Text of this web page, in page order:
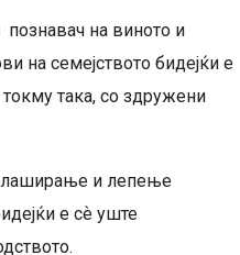
на виното и
на семејството бидејќи е
така, со здружени
и лепење
е сѐ уште